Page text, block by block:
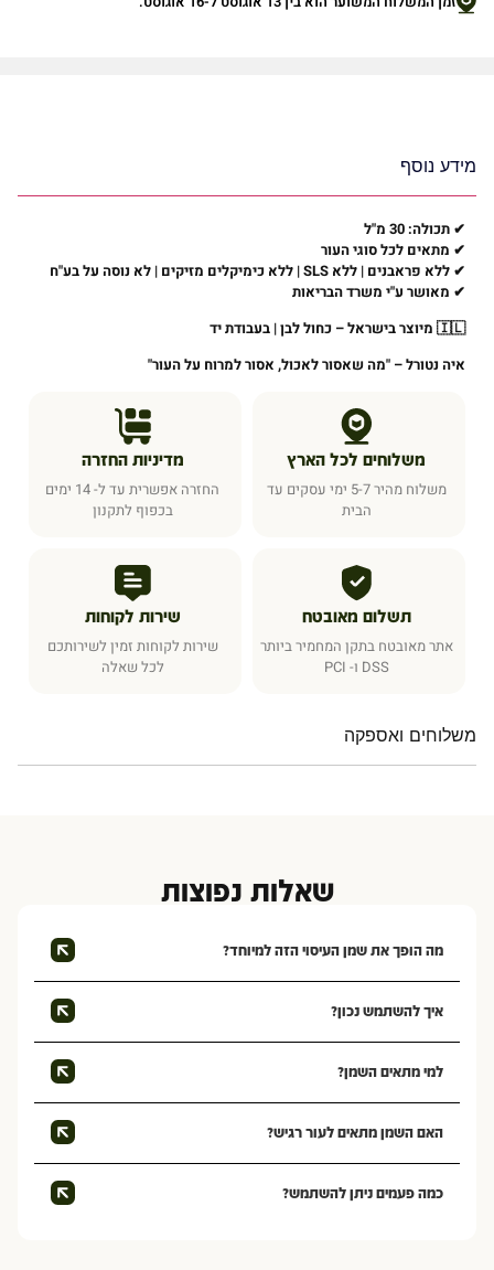
מידע נוסף
משלוחים ואספקה
תכולה: 30
מ"ל
מתאים לכל סוגי העור
ללא פראבנים | ללאSLS |
ללא כימיקלים מזיקים | לא נוסה על בע"ח
מאושר ע"י משרד הבריאות
🇮🇱מיוצר בישראל – כחול לבן | בעבודת יד
איה נטורל –"מה שאסור לאכול, אסור למרוח על העור"
משלוחים לכל הארץ
משלוח מהיר 5-7 ימי עסקים עד
הבית
מדיניות החזרה
החזרה אפשרית עד ל- 14 ימים
בכפוף לתקנון
תשלום מאובטח
אתר מאובטח בתקן המחמיר ביותר
DSS ו- PCI
שירות לקוחות
שירות לקוחות זמין לשירותכם
לכל שאלה
שאלות נפוצות
מה הופך את שמן העיסוי הזה למיוחד?
איך להשתמש נכון?
למי מתאים השמן?
האם השמן מתאים לעור רגיש?
כמה פעמים ניתן להשתמש?